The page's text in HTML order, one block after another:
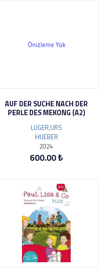
Önizleme Yok
AUF DER SUCHE NACH DER
PERLE DES MEKONG (A2)
LUGER,URS
HUEBER
2024
600.00 ₺